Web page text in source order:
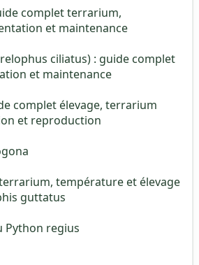
complet terrarium,
et maintenance
ciliatus) : guide complet
et maintenance
complet élevage, terrarium
et reproduction
température et élevage
guttatus
Python regius